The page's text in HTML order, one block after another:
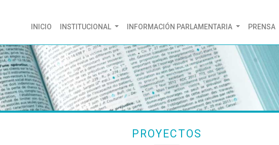
INICIO (CURRENT)
INSTITUCIONAL INFORMACIÓN PARLAMENTARIA PRENSA
PROYECTOS